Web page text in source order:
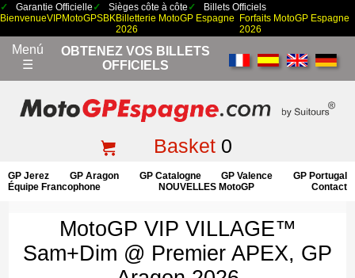
Garantie Officielle Sièges côte à côte
Billets Officiels
BienvenueVIPMotoGPSBKBilletterie MotoGP Espagne
2026
Forfaits MotoGP Espagne
2026
Menú
☰
OBTENEZ VOS BILLETS
OFFICIELS
Basket0
GP Jerez GP Aragon GP Catalogne GP Valence
GP Portugal
Équipe Francophone
NOUVELLES MotoGP Contact
MotoGP VIP VILLAGE™
Sam+Dim @ Premier APEX, GP